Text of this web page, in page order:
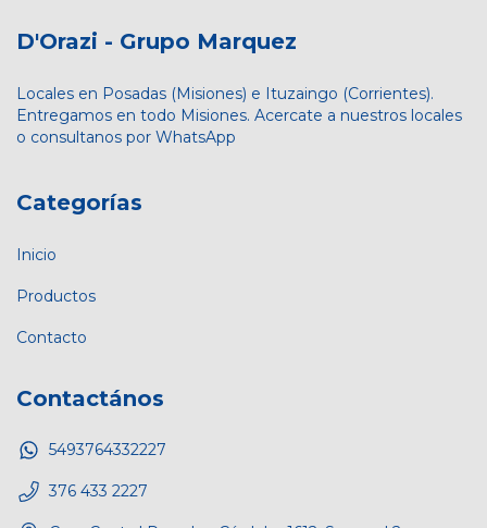
D'Orazi - Grupo Marquez
Locales en Posadas (Misiones) e Ituzaingo (Corrientes).
Entregamos en todo Misiones. Acercate a nuestros locales
o consultanos por WhatsApp
Categorías
Inicio
Productos
Contacto
Contactános
5493764332227
376 433 2227